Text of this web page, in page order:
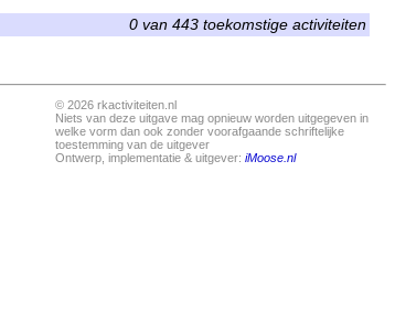
0 van 443 toekomstige activiteiten
© 2026 rkactiviteiten.nl
Niets van deze uitgave mag opnieuw worden uitgegeven in
welke vorm dan ook zonder voorafgaande schriftelijke
toestemming van de uitgever
Ontwerp, implementatie & uitgever: iMoose.nl